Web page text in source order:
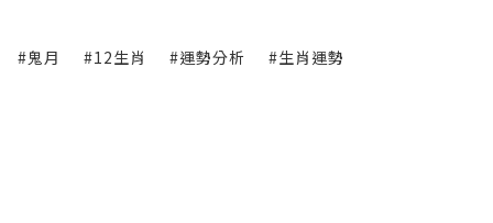
#鬼月 #12生肖 #運勢分析 #生肖運勢